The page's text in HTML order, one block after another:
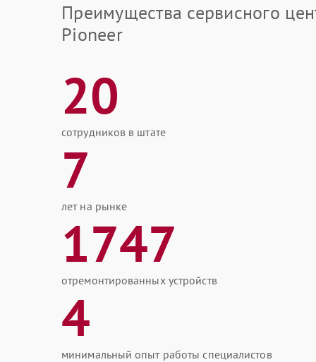
Преимущества сервисного
Pioneer
20
сотрудников в штате
7
лет на рынке
1747
отремонтированных устройств
4
минимальный опыт работы специалистов